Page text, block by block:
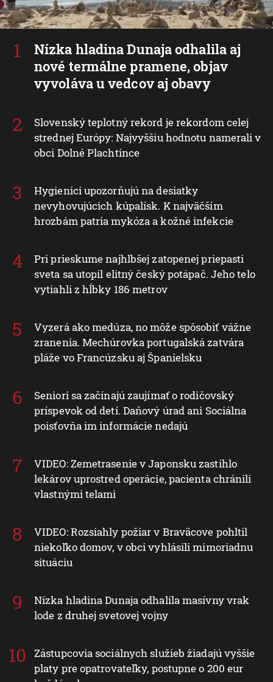
Nízka hladina Dunaja odhalila aj
nové termálne pramene, objav
vyvoláva u vedcov aj obavy
Slovenský teplotný rekord je rekordom celej
strednej Európy: Najvyššiu hodnotu namerali v
obci Dolné Plachtince
Hygienici upozorňujú na desiatky
nevyhovujúcich kúpalísk. K najväčším
hrozbám patria mykóza a kožné infekcie
Pri prieskume najhlbšej zatopenej priepasti
sveta sa utopil elitný český potápač. Jeho telo
vytiahli z hĺbky 186 metrov
Vyzerá ako medúza, no môže spôsobiť vážne
zranenia. Mechúrovka portugalská zatvára
pláže vo Francúzsku aj Španielsku
Seniori sa začínajú zaujímať o rodičovský
príspevok od detí. Daňový úrad ani Sociálna
poisťovňa im informácie nedajú
VIDEO: Zemetrasenie v Japonsku zastihlo
lekárov uprostred operácie, pacienta chránili
vlastnými telami
VIDEO: Rozsiahly požiar v Braväcove pohltil
niekoľko domov, v obci vyhlásili mimoriadnu
situáciu
Nízka hladina Dunaja odhalila masívny vrak
lode z druhej svetovej vojny
Zástupcovia sociálnych služieb žiadajú vyššie
platy pre opatrovateľky, postupne o 200 eur